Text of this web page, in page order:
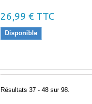
26,99 € TTC
Disponible
Résultats 37 - 48 sur 98.